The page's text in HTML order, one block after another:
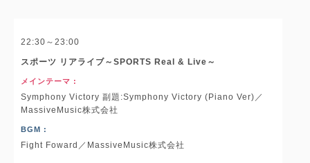
22:30～23:00
スポーツ リアライブ～SPORTS Real & Live～
メインテーマ :
Symphony Victory 副題:Symphony Victory (Piano Ver)／
MassiveMusic株式会社
BGM :
Fight Foward／MassiveMusic株式会社